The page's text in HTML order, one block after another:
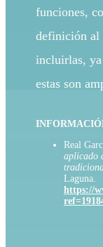
funciones,
definición al
incluirlas, ya
estas son
Real
aplicado
Laguna.
https://